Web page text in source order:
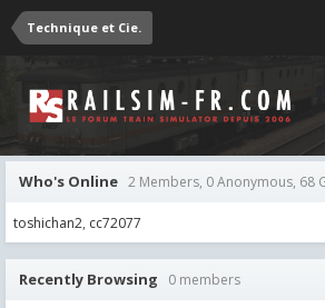
Technique et Cie.
Who's Online 2 Members, 0 Anonymous, 68
toshichan2 cc72077
Recently Browsing 0 members